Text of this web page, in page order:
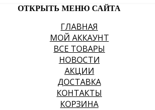
ОТКРЫТЬ МЕНЮ САЙТА
ГЛАВНАЯ
МОЙ АККАУНТ
ВСЕ ТОВАРЫ
НОВОСТИ
АКЦИИ
ДОСТАВКА
КОНТАКТЫ
КОРЗИНА